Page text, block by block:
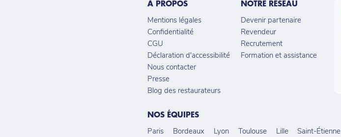
À PROPOS
Mentions légales
Confidentialité
CGU
Déclaration d'accessibilité
Nous contacter
Presse
Blog des restaurateurs
NOTRE RÉSEAU
Devenir partenaire
Revendeur
Recrutement
Formation et assistance
NOS ÉQUIPES
Paris Bordeaux Lyon Toulouse Lille Saint-Étienne